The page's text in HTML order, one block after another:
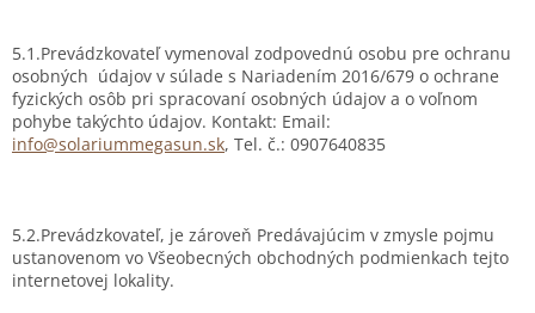
5.1.Prevádzkovateľ vymenoval zodpovednú osobu pre ochranu
osobných údajov v súlade s Nariadením 2016/679 o ochrane
fyzických osôb pri spracovaní osobných údajov a o voľnom
pohybe takýchto údajov. Kontakt: Email:
info@solariummegasun.sk, Tel. č.: 0907640835
5.2.Prevádzkovateľ, je zároveň Predávajúcim v zmysle pojmu
ustanovenom vo Všeobecných obchodných podmienkach tejto
internetovej lokality.